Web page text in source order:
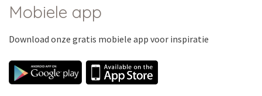
Mobiele app
Download onze gratis mobiele app voor inspiratie